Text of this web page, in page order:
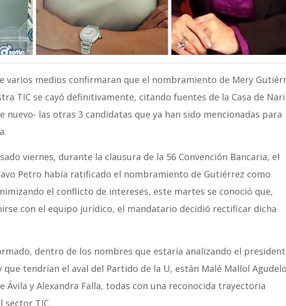
varios medios confirmaran que el nombramiento de Mery
TIC se cayó definitivamente, citando fuentes de la Casa de
nuevo- las otras 3 candidatas que ya han sido mencionadas para
viernes, durante la clausura de la 56 Convención Bancaria, el
Petro había ratificado el nombramiento de Gutiérrez como
el conflicto de intereses, este martes se conoció que,
con el equipo jurídico, el mandatario decidió rectificar dicha
dentro de los nombres que estaría analizando el
que tendrían el aval del Partido de la U, están Malé Mallol
Ávila y Alexandra Falla, todas con una reconocida trayectoria
sector TIC.